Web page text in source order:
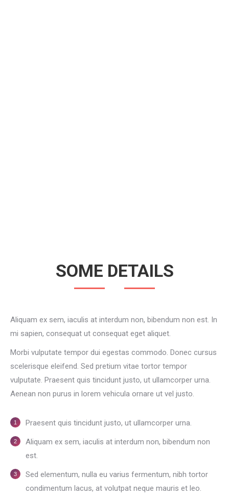
SOME DETAILS
Aliquam ex sem, iaculis at interdum non, bibendum non est. In
mi sapien, consequat ut consequat eget aliquet.
Morbi vulputate tempor dui egestas commodo. Donec cursus
scelerisque eleifend. Sed pretium vitae tortor tempor
vulputate. Praesent quis tincidunt justo, ut ullamcorper urna.
Aenean non purus in lorem vehicula ornare ut vel justo.
Praesent quis tincidunt justo, ut ullamcorper urna.
Aliquam ex sem, iaculis at interdum non, bibendum non
est.
Sed elementum, nulla eu varius fermentum, nibh tortor
condimentum lacus, at volutpat neque mauris et leo.